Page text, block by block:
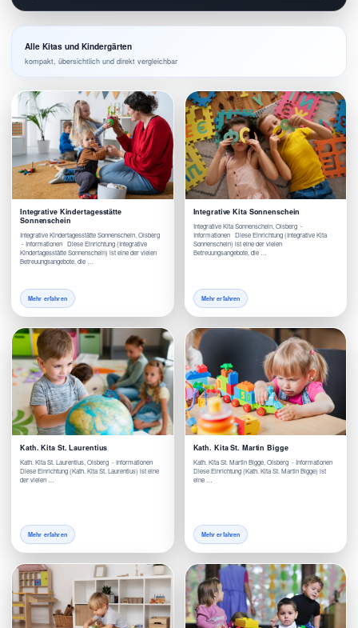
Alle Kitas und Kindergärten
kompakt, übersichtlich und direkt vergleichbar
Integrative Kindertagesstätte
Sonnenschein
Integrative Kindertagesstätte Sonnenschein, Olsberg
- Informationen Diese Einrichtung (Integrative
Kindertagesstätte Sonnenschein) ist eine der vielen
Betreuungsangebote, die …
Mehr erfahren
Integrative Kita Sonnenschein
Integrative Kita Sonnenschein, Olsberg -
Informationen Diese Einrichtung (Integrative Kita
Sonnenschein) ist eine der vielen
Betreuungsangebote, die …
Mehr erfahren
Kath. Kita St. Laurentius
Kath. Kita St. Laurentius, Olsberg - Informationen
Diese Einrichtung (Kath. Kita St. Laurentius) ist eine
der vielen …
Mehr erfahren
Kath. Kita St. Martin Bigge
Kath. Kita St. Martin Bigge, Olsberg - Informationen
Diese Einrichtung (Kath. Kita St. Martin Bigge) ist
eine …
Mehr erfahren